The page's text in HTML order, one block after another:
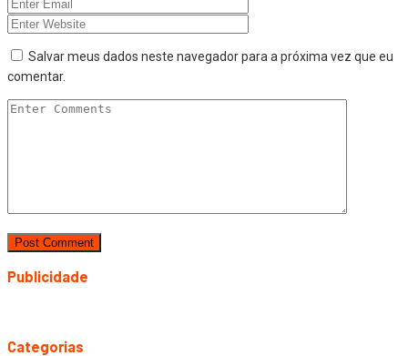
Salvar meus dados neste navegador para a próxima vez que eu
comentar.
Publicidade
Categorias